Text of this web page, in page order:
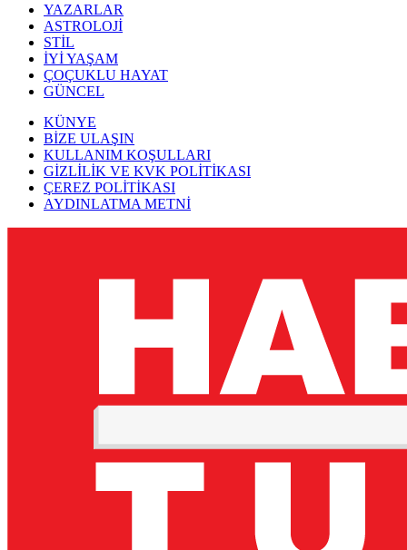
YAZARLAR
ASTROLOJİ
STİL
İYİ YAŞAM
ÇOÇUKLU HAYAT
GÜNCEL
KÜNYE
BİZE ULAŞIN
KULLANIM KOŞULLARI
GİZLİLİK VE KVK POLİTİKASI
ÇEREZ POLİTİKASI
AYDINLATMA METNİ